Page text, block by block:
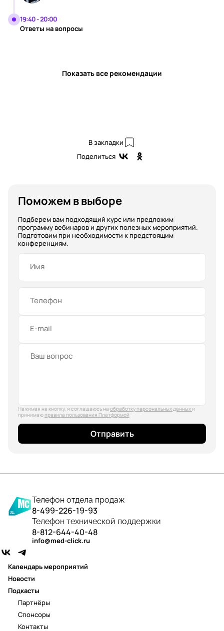
19:40 - 20:00
Ответы на вопросы
Показать все рекомендации
В закладки
Поделиться
Поможем в выборе
Подберем вам подходящий курс или предложим
программу вебинаров и других полезных мероприятий.
Подготовим при необходимости к предстоящим
конференциям.
Имя
Телефон
E-mail
Нажимая на кнопку, я соглашаюсь на обработку персональных данных и
принимаю правила пользования Платформой
Отправить
Телефон отдела продаж
8-499-226-19-93
Телефон технической поддержки
8-812-644-40-48
info@med-click.ru
Календарь мероприятий
Новости
Подкасты
Партнёры
Спонсоры
Контакты